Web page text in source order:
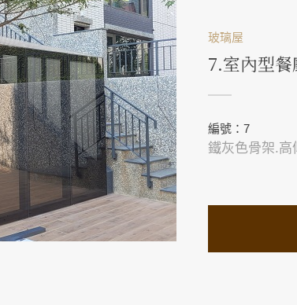
玻璃屋
7.室內型
編號：7
鐵灰色骨架.高